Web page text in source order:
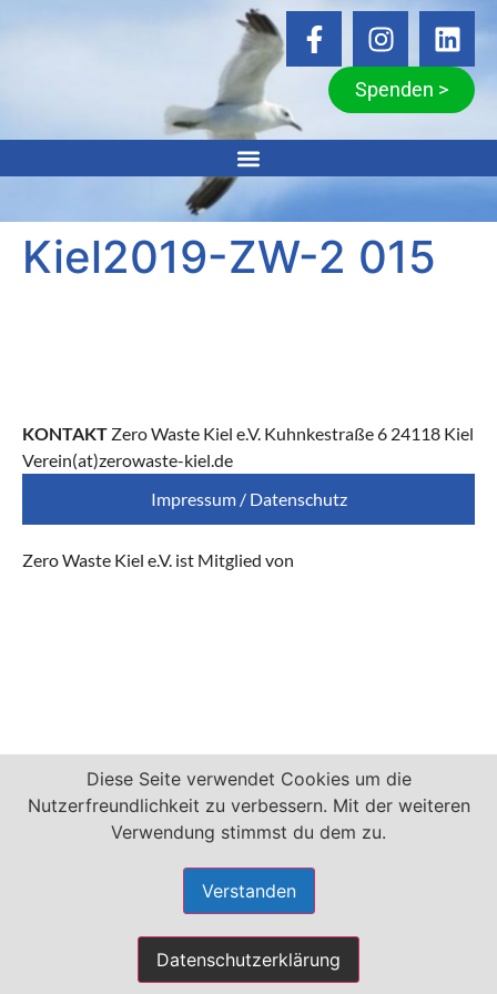
Spenden >
Kiel2019-ZW-2 015
KONTAKT Zero Waste Kiel e.V. Kuhnkestraße 6 24118 Kiel
Verein(at)zerowaste-kiel.de
Impressum / Datenschutz
Zero Waste Kiel e.V. ist Mitglied von
Diese Seite verwendet Cookies um die
Nutzerfreundlichkeit zu verbessern. Mit der weiteren
Verwendung stimmst du dem zu.
Verstanden
Datenschutzerklärung